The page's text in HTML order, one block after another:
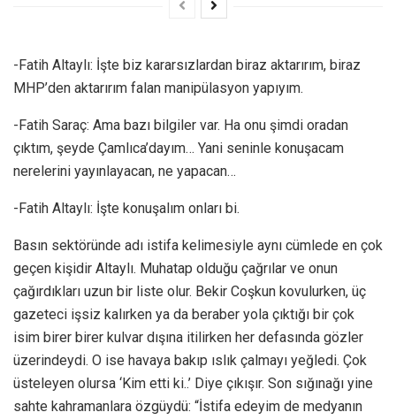
-Fatih Altaylı: İşte biz kararsızlardan biraz aktarırım, biraz
MHP’den aktarırım falan manipülasyon yapıyım.
-Fatih Saraç: Ama bazı bilgiler var. Ha onu şimdi oradan
çıktım, şeyde Çamlıca’dayım… Yani seninle konuşacam
nerelerini yayınlayacan, ne yapacan…
-Fatih Altaylı: İşte konuşalım onları bi.
Basın sektöründe adı istifa kelimesiyle aynı cümlede en çok
geçen kişidir Altaylı. Muhatap olduğu çağrılar ve onun
çağırdıkları uzun bir liste olur. Bekir Coşkun kovulurken, üç
gazeteci işsiz kalırken ya da beraber yola çıktığı bir çok
isim birer birer kulvar dışına itilirken her defasında gözler
üzerindeydi. O ise havaya bakıp ıslık çalmayı yeğledi. Çok
üsteleyen olursa ‘Kim etti ki..’ Diye çıkışır. Son sığınağı yine
sahte kahramanlara özgüydü: “İstifa edeyim de medyanın